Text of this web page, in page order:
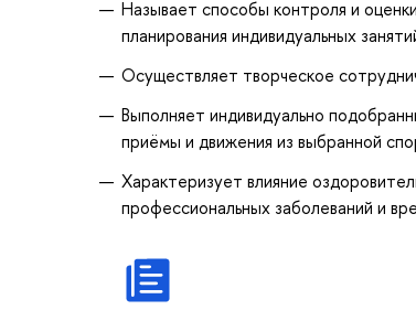
Называет способы контроля и
планирования индивидуальных
Осуществляет творческое
Выполняет индивидуально
приёмы и движения из выбранной
Характеризует влияние
профессиональных заболеваний и